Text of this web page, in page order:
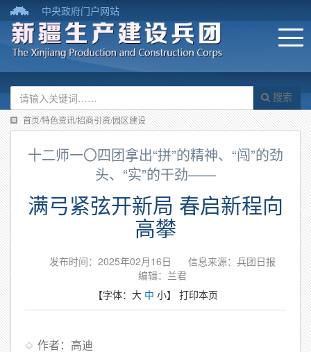
中央政府门户网站
搜索
首页/特色资讯/招商引资/园区建设
十二师一〇四团拿出“拼”的精神、“闯”的劲
头、“实”的干劲——
满弓紧弦开新局 春启新程向
高攀
发布时间：2025年02月16日
信息来源：兵团日报
编辑：兰君
【字体： 大 中 小】 打印本页
作者：高迪